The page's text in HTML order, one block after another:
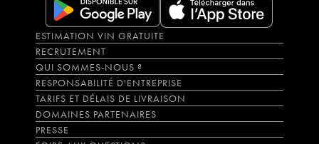
ESTIMATION VIN GRATUITE
RECRUTEMENT
QUI SOMMES-NOUS ?
RESPONSABILITÉ D'ENTREPRISE
TARIFS ET DÉLAIS DE LIVRAISON
DOMAINES PARTENAIRES
PRESSE